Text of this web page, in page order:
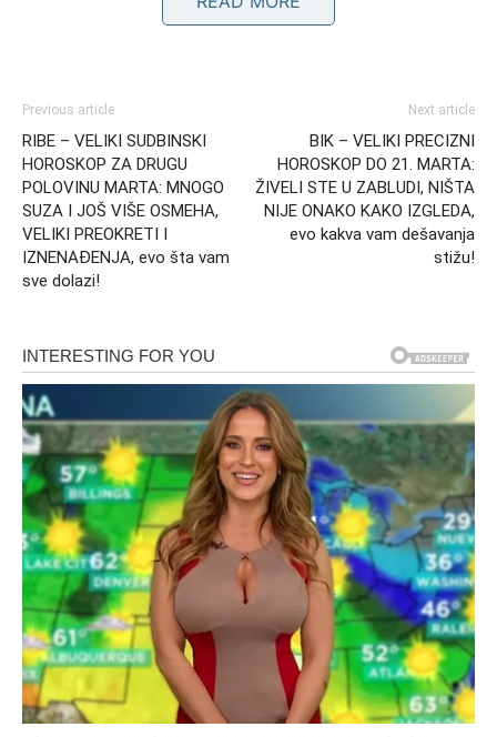
Snažan energetski preokret pred
Završetak jednog poglavlja
Period pred sam ulazak Sunca u znak Ovna često nosi
simboliku završetka starog ciklusa. To je vreme kada se
mnoge stvari razjašnjavaju, a energija koja je dugo bila
nejasna dobija svoje konačno značenje.
Za mnoge Ovnove ovo može biti trenutak u kojem
shvatate da određena životna faza dolazi do svog kraja.
To ne mora značiti dramatične promene spolja, ali može
doneti duboko unutrašnje razumevanje da nešto više nije
isto kao pre.
Previous article
RIBE – VELIKI SUDBINSKI
HOROSKOP ZA DRUGU
POLOVINU MARTA: MNOGO
SUZA I JOŠ VIŠE OSMEHA,
VELIKI PREOKRETI I
IZNENAĐENJA, evo šta vam
sve dolazi!
Next article
BIK – VELIKI PRECIZNI
HOROSKOP DO 21. MARTA:
ŽIVELI STE U ZABLUDI, NIŠTA
NIJE ONAKO KAKO IZGLEDA,
evo kakva vam dešavanja
stižu!